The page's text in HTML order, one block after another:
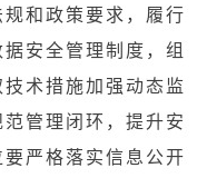
和政策要求，履行
安全管理制度，组
术措施加强动态监
管理闭环，提升安
严格落实信息公开